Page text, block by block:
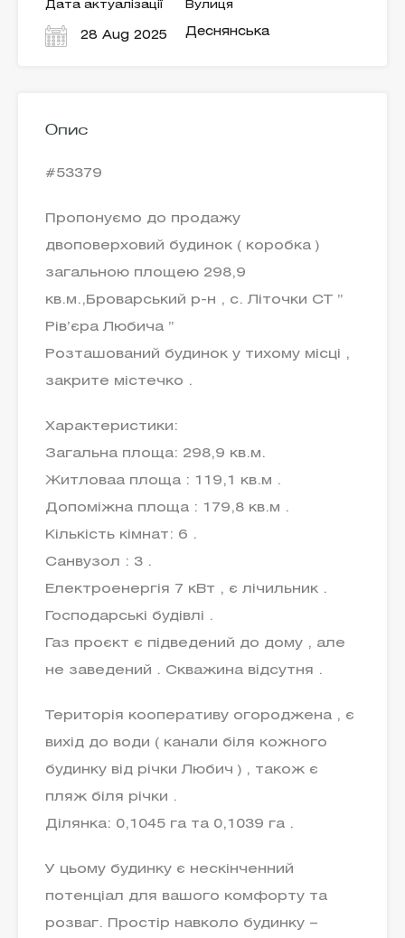
Дата актуалізації
28 Aug 2025
Вулиця
Деснянська
Опис
#53379
Пропонуємо до продажу
двоповерховий будинок ( коробка )
загальною площею 298,9
кв.м.,Броварський р-н , с. Літочки СТ ”
Рів’єра Любича ”
Розташований будинок у тихому місці ,
закрите містечко .
Характеристики:
Загальна площа: 298,9 кв.м.
Житловаа площа : 119,1 кв.м .
Допоміжна площа : 179,8 кв.м .
Кількість кімнат: 6 .
Санвузол : 3 .
Електроенергія 7 кВт , є лічильник .
Господарські будівлі .
Газ проєкт є підведений до дому , але
не заведений . Скважина відсутня .
Територія кооперативу огороджена , є
вихід до води ( канали біля кожного
будинку від річки Любич ) , також є
пляж біля річки .
Ділянка: 0,1045 га та 0,1039 га .
У цьому будинку є нескінченний
потенціал для вашого комфорту та
розваг. Простір навколо будинку –